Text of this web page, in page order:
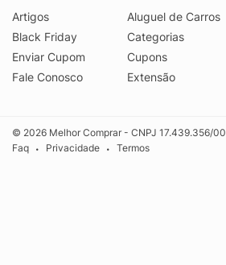
Artigos
Black Friday
Enviar Cupom
Fale Conosco
Aluguel de Carros
Categorias
Cupons
Extensão
© 2026 Melhor Comprar - CNPJ 17.439.356/
Faq
• Privacidade • Termos